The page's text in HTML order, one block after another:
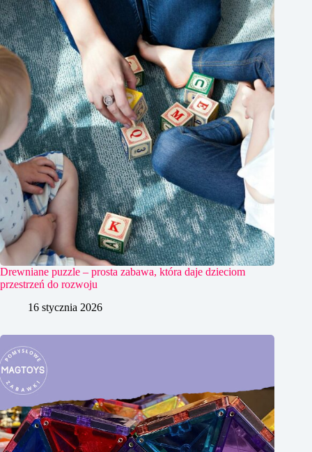
Drewniane puzzle – prosta zabawa, która daje dzieciom
przestrzeń do rozwoju
16 stycznia 2026